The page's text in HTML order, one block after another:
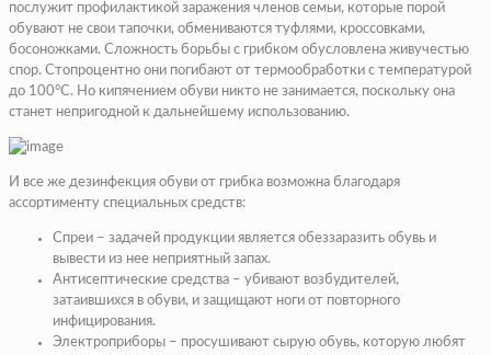
послужит профилактикой заражения членов семьи, которые порой
обувают не свои тапочки, обмениваются туфлями, кроссовками,
босоножками. Сложность борьбы с грибком обусловлена живучестью
спор. Стопроцентно они погибают от термообработки с температурой
до 100°C. Но кипячением обуви никто не занимается, поскольку она
станет непригодной к дальнейшему использованию.
И все же дезинфекция обуви от грибка возможна благодаря
ассортименту специальных средств:
Спреи – задачей продукции является обеззаразить обувь и
вывести из нее неприятный запах.
Антисептические средства – убивают возбудителей,
затаившихся в обуви, и защищают ноги от повторного
инфицирования.
Электроприборы – просушивают сырую обувь, которую любят